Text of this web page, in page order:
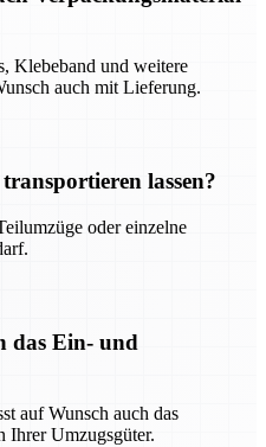
Klebeband und weitere
auch mit Lieferung.
lassen?
oder einzelne
das Ein- und
auf Wunsch auch das
Ihrer Umzugsgüter.